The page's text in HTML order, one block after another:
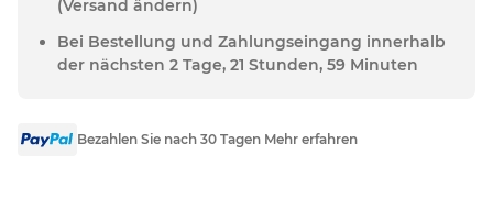
(Versand ändern)
Bei Bestellung und Zahlungseingang innerhalb
der nächsten 2 Tage, 21 Stunden, 59 Minuten
Bezahlen Sie nach 30 Tagen Mehr erfahren